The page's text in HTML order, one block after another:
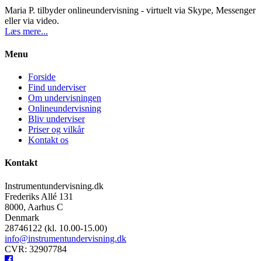
Maria P. tilbyder onlineundervisning - virtuelt via Skype, Messenger
eller via video.
Læs mere...
Menu
Forside
Find underviser
Om undervisningen
Onlineundervisning
Bliv underviser
Priser og vilkår
Kontakt os
Kontakt
Instrumentundervisning.dk
Frederiks Allé 131
8000, Aarhus C
Denmark
28746122 (kl. 10.00-15.00)
info@instrumentundervisning.dk
CVR: 32907784